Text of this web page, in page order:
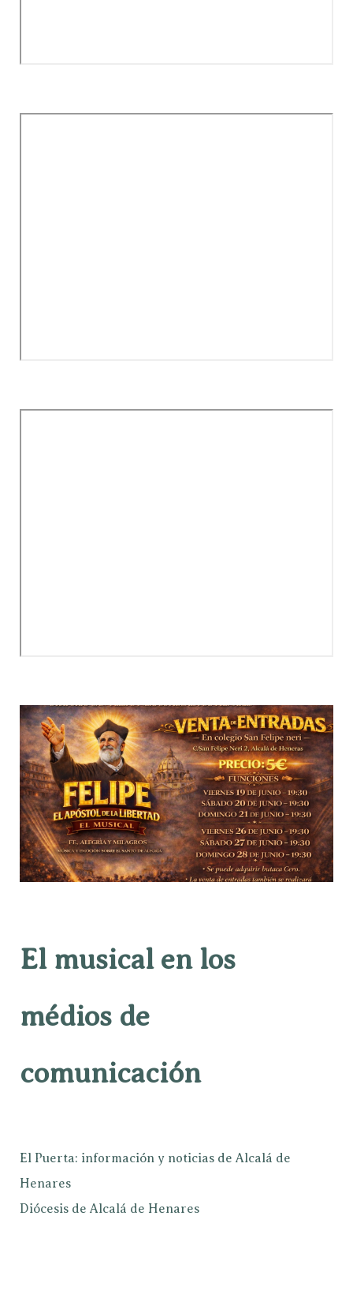
El musical en los
médios de
comunicación
El Puerta: información y noticias de Alcalá de
Henares
Diócesis de Alcalá de Henares